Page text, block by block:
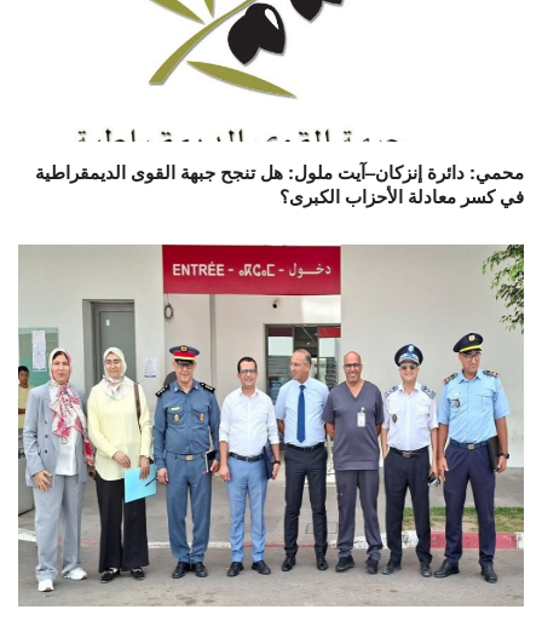
محمي: دائرة إنزكان–آيت ملول: هل تنجح جبهة القوى الديمقراطية
في كسر معادلة الأحزاب الكبرى؟